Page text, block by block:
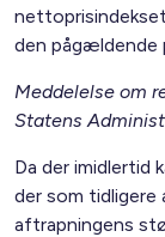
nettoprisindekset
den pågældende
Meddelelse om
Statens
Da der imidlertid
der som tidligere
aftrapningens